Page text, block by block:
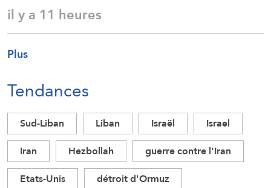
il y a 11 heures
Plus
Tendances
Sud-Liban Liban Israël
Israel
Iran
Hezbollah
guerre contre l'Iran
Etats-Unis
détroit d'Ormuz